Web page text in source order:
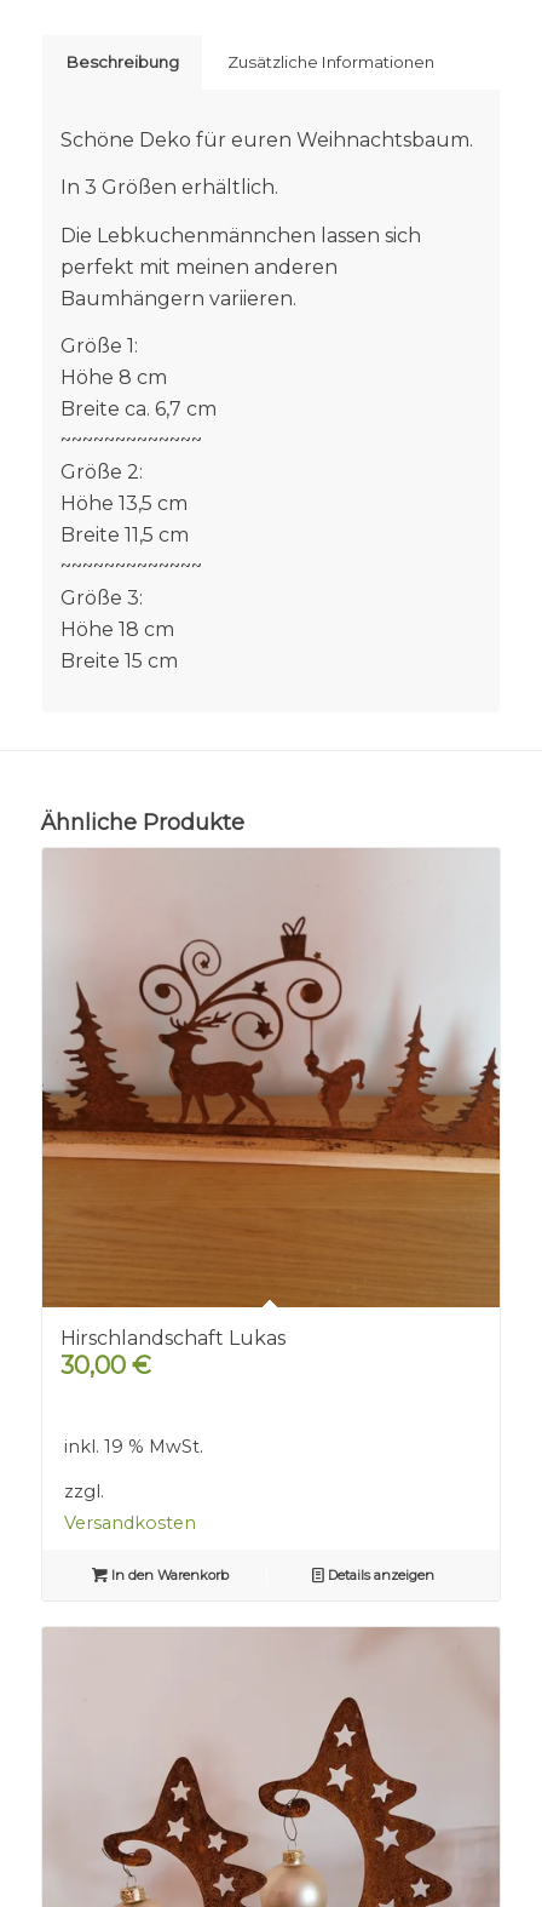
Beschreibung Zusätzliche Informationen
Schöne Deko für euren Weihnachtsbaum.
In 3 Größen erhältlich.
Die Lebkuchenmännchen lassen sich
perfekt mit meinen anderen
Baumhängern variieren.
Größe 1:
Höhe 8 cm
Breite ca. 6,7 cm
~~~~~~~~~~~~~
Größe 2:
Höhe 13,5 cm
Breite 11,5 cm
~~~~~~~~~~~~~
Größe 3:
Höhe 18 cm
Breite 15 cm
Ähnliche Produkte
Hirschlandschaft Lukas
30,00 €
inkl. 19 % MwSt.
zzgl.
Versandkosten
In den Warenkorb Details anzeigen